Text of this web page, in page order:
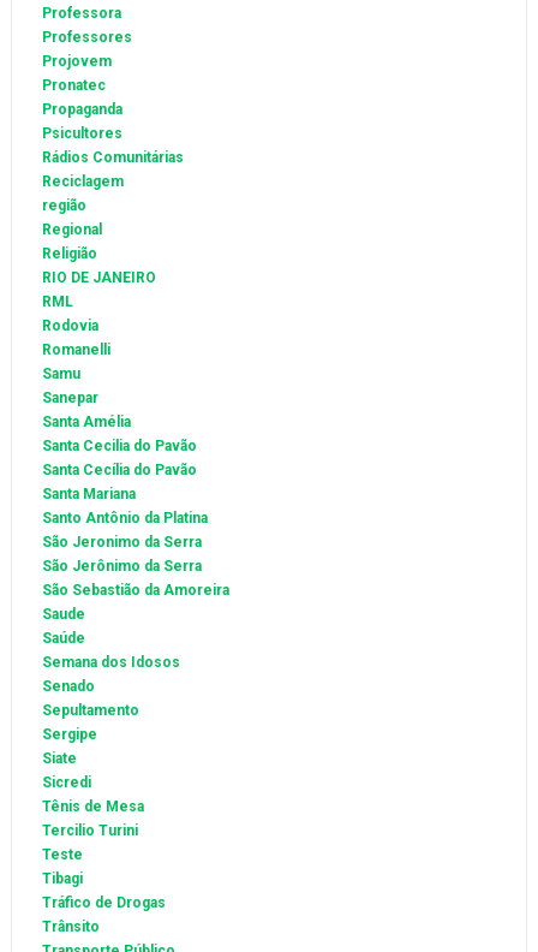
Professora
Professores
Projovem
Pronatec
Propaganda
Psicultores
Rádios Comunitárias
Reciclagem
região
Regional
Religião
RIO DE JANEIRO
RML
Rodovia
Romanelli
Samu
Sanepar
Santa Amélia
Santa Cecilia do Pavão
Santa Cecília do Pavão
Santa Mariana
Santo Antônio da Platina
São Jeronimo da Serra
São Jerônimo da Serra
São Sebastião da Amoreira
Saude
Saúde
Semana dos Idosos
Senado
Sepultamento
Sergipe
Siate
Sicredi
Tênis de Mesa
Tercilio Turini
Teste
Tibagi
Tráfico de Drogas
Trânsito